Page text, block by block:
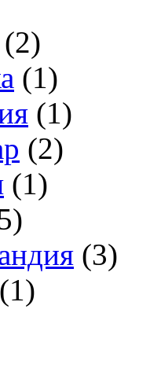
(2)
(1)
(1)
(2)
(1)
(3)
(1)